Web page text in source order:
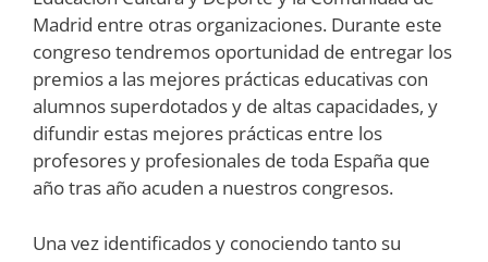
Madrid entre otras organizaciones. Durante este
congreso tendremos oportunidad de entregar los
premios a las mejores prácticas educativas con
alumnos superdotados y de altas capacidades, y
difundir estas mejores prácticas entre los
profesores y profesionales de toda España que
año tras año acuden a nuestros congresos.
Una vez identificados y conociendo tanto su